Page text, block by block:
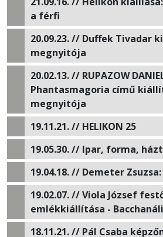
a férfi
20.09.23. // Duffek Tivadar
megnyitója
20.02.13. // RUPAZOW
Phantasmagoria című
megnyitója
19.11.21. // HELIKON 25
19.05.30. // Ipar, forma,
19.04.18. // Demeter
19.02.07. // Viola József
emlékkiállítása -
18.11.21. // Pál Csaba